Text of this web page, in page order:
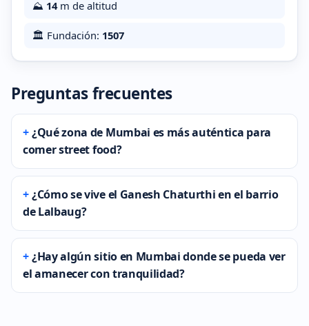
⛰️ 14m de altitud
🏛️ Fundación: 1507
Preguntas frecuentes
¿Qué zona de Mumbai es más auténtica para
comer street food?
¿Cómo se vive el Ganesh Chaturthi en el barrio
de Lalbaug?
¿Hay algún sitio en Mumbai donde se pueda ver
el amanecer con tranquilidad?